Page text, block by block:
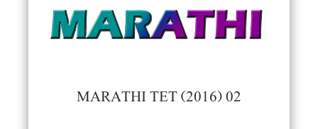
MARATHI TET (2016) 02